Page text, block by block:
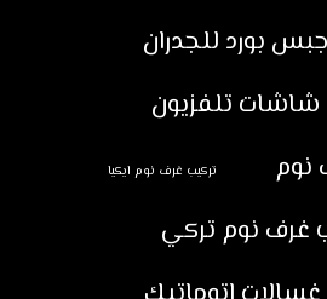
بورد للجدران
شاشات تلفزيون
نوم
تركيب غرف نوم ايكيا
غرف نوم تركي